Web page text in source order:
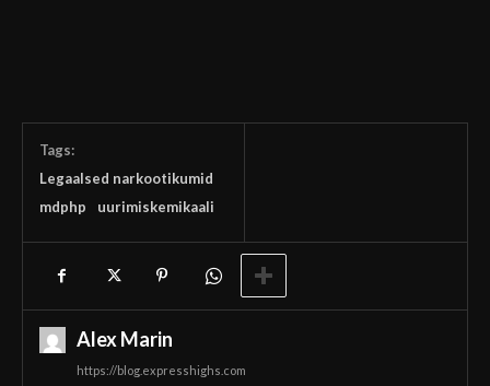
Tags:
Legaalsed narkootikumid
mdphp
uurimiskemikaali
Alex Marin
https://blog.expresshighs.com